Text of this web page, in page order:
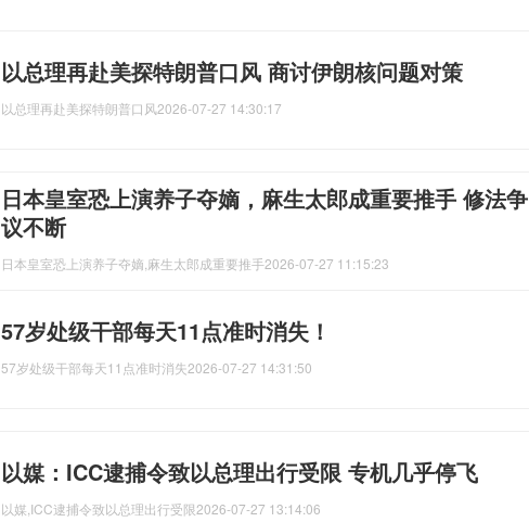
以总理再赴美探特朗普口风 商讨伊朗核问题对策
以总理再赴美探特朗普口风2026-07-27 14:30:17
日本皇室恐上演养子夺嫡，麻生太郎成重要推手 修法争
议不断
日本皇室恐上演养子夺嫡,麻生太郎成重要推手2026-07-27 11:15:23
57岁处级干部每天11点准时消失！
57岁处级干部每天11点准时消失2026-07-27 14:31:50
以媒：ICC逮捕令致以总理出行受限 专机几乎停飞
以媒,ICC逮捕令致以总理出行受限2026-07-27 13:14:06